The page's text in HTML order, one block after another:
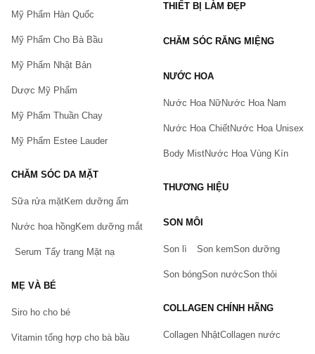
Bạn gặp vấn đề về sản phẩm hay mua hàng?
Hãy báo lỗi cho chúng tôi. Hoặc gọi cho chúng tôi qua số
Mỹ Phẩm Hàn Quốc
Mỹ Phẩm Cho Bà Bầu
Mỹ Phẩm Nhật Bản
Dược Mỹ Phẩm
Mỹ Phẩm Thuần Chay
Mỹ Phẩm Estee Lauder
CHĂM SÓC DA MẶT
Sữa rửa mặtKem dưỡng ẩm
Nước hoa hồngKem dưỡng mắt
Serum Tẩy trang Mặt nạ
MẸ VÀ BÉ
Siro ho cho bé
Vitamin tổng hợp cho bà bầu
THIẾT BỊ LÀM ĐẸP
CHĂM SÓC RĂNG MIỆNG
NƯỚC HOA
Nước Hoa NữNước Hoa Nam
Nước Hoa ChiếtNước Hoa Unisex
Body MistNước Hoa Vùng Kín
THƯƠNG HIỆU
SON MÔI
Son lì Son kemSon dưỡng
Son bóngSon nướcSon thỏi
COLLAGEN CHÍNH HÃNG
Collagen NhậtCollagen nước